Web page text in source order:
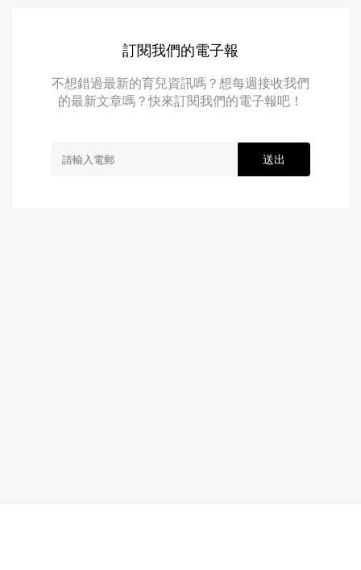
訂閱我們的電子報
不想錯過最新的育兒資訊嗎？想每週接收我們
的最新文章嗎？快來訂閱我們的電子報吧！
送出